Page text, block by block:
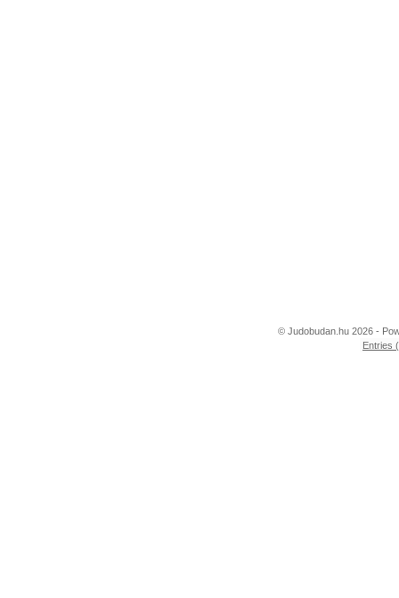
© Judobudan.hu 2026 -
Entries